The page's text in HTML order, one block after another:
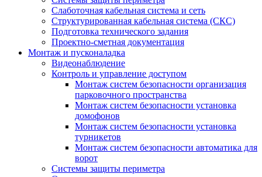
Слаботочная кабельная система и сеть
Структурированная кабельная система (СКС)
Подготовка технического задания
Проектно-сметная документация
Монтаж и пусконаладка
Видеонаблюдение
Контроль и управление доступом
Монтаж систем безопасности организация
парковочного пространства
Монтаж систем безопасности установка
домофонов
Монтаж систем безопасности установка
турникетов
Монтаж систем безопасности автоматика для
ворот
Системы защиты периметра